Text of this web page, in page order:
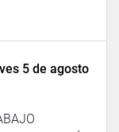
5 de agosto